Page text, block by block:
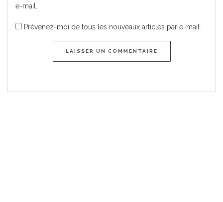
e-mail.
Prévenez-moi de tous les nouveaux articles par e-mail.
LAISSER UN COMMENTAIRE